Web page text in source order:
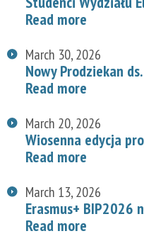
Read more
March 30, 2026
Nowy Prodziekan
Read more
March 20, 2026
Wiosenna edycja
Read more
March 13, 2026
Erasmus+ BIP2026
Read more